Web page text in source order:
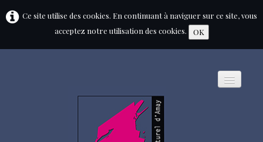
Ce site utilise des cookies. En continuant à naviguer sur ce site, vous
acceptez notre utilisation des cookies.
OK